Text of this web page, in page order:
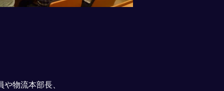
物流本部長、